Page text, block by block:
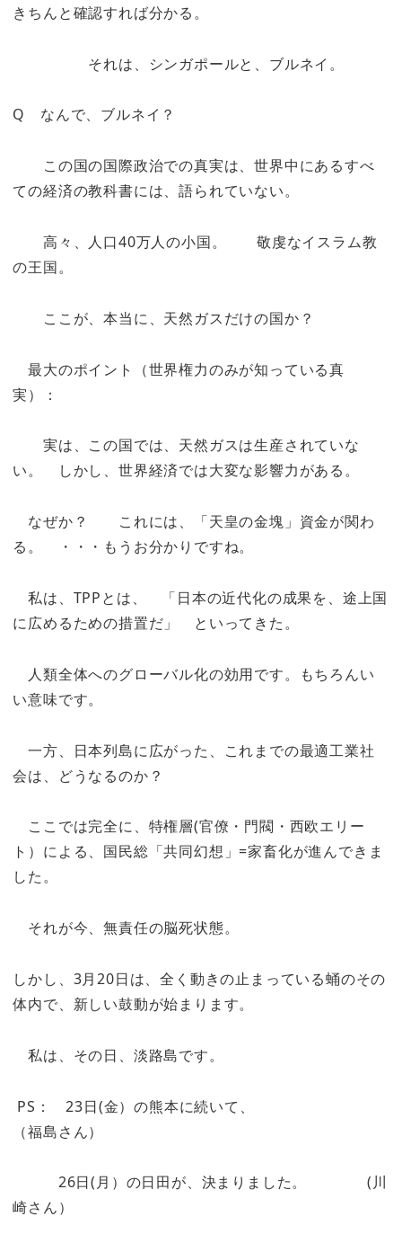
きちんと確認すれば分かる。
それは、シンガポールと、ブルネイ。
Q なんで、ブルネイ？
この国の国際政治での真実は、世界中にあるすべ
ての経済の教科書には、語られていない。
高々、人口40万人の小国。 敬虔なイスラム教
の王国。
ここが、本当に、天然ガスだけの国か？
最大のポイント（世界権力のみが知っている真
実）：
実は、この国では、天然ガスは生産されていな
い。 しかし、世界経済では大変な影響力がある。
なぜか？ これには、「天皇の金塊」資金が関わ
る。 ・・・もうお分かりですね。
私は、TPPとは、 「日本の近代化の成果を、途上国
に広めるための措置だ」 といってきた。
人類全体へのグローバル化の効用です。もちろんい
い意味です。
一方、日本列島に広がった、これまでの最適工業社
会は、どうなるのか？
ここでは完全に、特権層(官僚・門閥・西欧エリー
ト）による、国民総「共同幻想」=家畜化が進んできま
した。
それが今、無責任の脳死状態。
しかし、3月20日は、全く動きの止まっている蛹のその
体内で、新しい鼓動が始まります。
私は、その日、淡路島です。
PS： 23日(金）の熊本に続いて、
（福島さん）
26日(月）の日田が、決まりました。 (川
崎さん）